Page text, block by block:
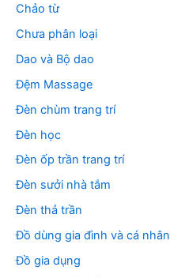
Chảo từ
Chưa phân loại
Dao và Bộ dao
Đệm Massage
Đèn chùm trang trí
Đèn học
Đèn ốp trần trang trí
Đèn sưởi nhà tắm
Đèn thả trần
Đồ dùng gia đình và cá nhân
Đồ gia dụng